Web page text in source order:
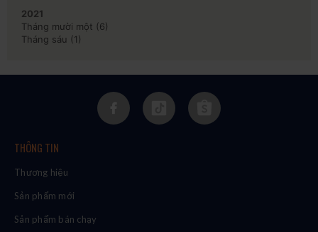
2021
Tháng mười một (6)
Tháng sáu (1)
THÔNG TIN
Thương hiệu
Sản phẩm mới
Sản phẩm bán chạy